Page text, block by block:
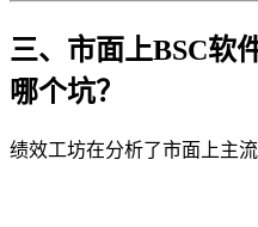
三、市面上BSC软
哪个坑？
绩效工坊在分析了市面上主